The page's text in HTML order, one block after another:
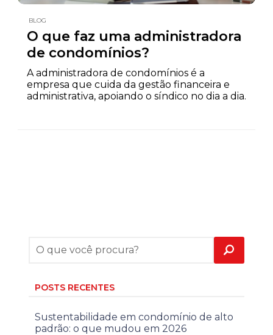
BLOG
O que faz uma administradora
de condomínios?
A administradora de condomínios é a
empresa que cuida da gestão financeira e
administrativa, apoiando o síndico no dia a dia.
POSTS RECENTES
Sustentabilidade em condomínio de alto
padrão: o que mudou em 2026